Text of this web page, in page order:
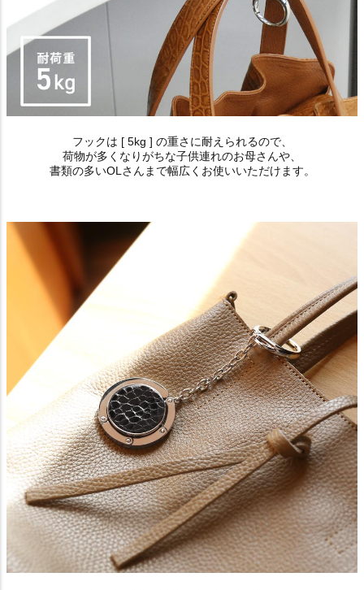
フックは [ 5kg ] の重さに耐えられるので、
荷物が多くなりがちな子供連れのお母さんや、
書類の多いOLさんまで幅広くお使いいただけます。